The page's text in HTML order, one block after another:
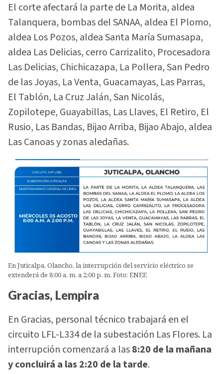
El corte afectará la parte de La Morita, aldea
Talanquera, bombas del SANAA, aldea El Plomo,
aldea Los Pozos, aldea Santa María Sumasapa,
aldea Las Delicias, cerro Carrizalito, Procesadora
Las Delicias, Chichicazapa, La Pollera, San Pedro
de las Joyas, La Venta, Guacamayas, Las Parras,
El Tablón, La Cruz Jalán, San Nicolás,
Zopilotepe, Guayabillas, Las Llaves, El Retiro, El
Rusio, Las Bandas, Bijao Arriba, Bijao Abajo, aldea
Las Canoas y zonas aledañas.
En Juticalpa, Olancho, la interrupción del servicio eléctrico se
extenderá de 8:00 a. m. a 2:00 p. m. Foto: ENEE
Gracias, Lempira
En Gracias, personal técnico trabajará en el
circuito LFL-L334 de la subestación Las Flores. La
interrupción comenzará a las8:20 de la mañana
y concluirá a las 2:20 de la tarde.